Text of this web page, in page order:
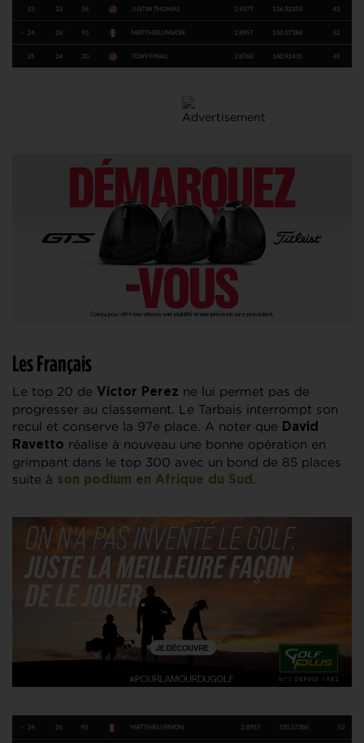
Les Français
Le top 20 de Victor Perez ne lui permet pas de
progresser au classement. Le Tarbais interrompt son
recul et conserve la 97e place. A noter que David
Ravetto réalise à nouveau une bonne opération en
grimpant dans le top 300 avec un bond de 85 places
suite à son podium en Afrique du Sud .